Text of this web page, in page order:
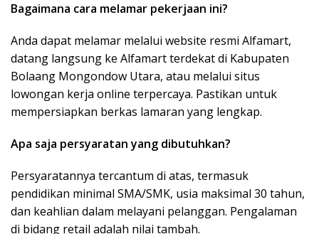
Bagaimana cara melamar pekerjaan ini?
Anda dapat melamar melalui website resmi Alfamart,
datang langsung ke Alfamart terdekat di Kabupaten
Bolaang Mongondow Utara, atau melalui situs
lowongan kerja online terpercaya. Pastikan untuk
mempersiapkan berkas lamaran yang lengkap.
Apa saja persyaratan yang dibutuhkan?
Persyaratannya tercantum di atas, termasuk
pendidikan minimal SMA/SMK, usia maksimal 30 tahun,
dan keahlian dalam melayani pelanggan. Pengalaman
di bidang retail adalah nilai tambah.